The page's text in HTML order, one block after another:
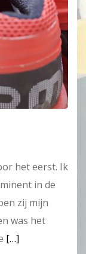
het eerst. Ik
in de
zij mijn
was het
[…]